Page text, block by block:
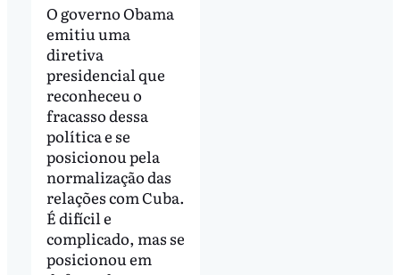
O governo Obama
emitiu uma
diretiva
presidencial que
reconheceu o
fracasso dessa
política e se
posicionou pela
normalização das
relações com Cuba.
É difícil e
complicado, mas se
posicionou em